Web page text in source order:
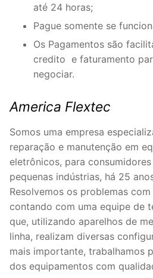
até 24 horas;
Pague somente se
Os Pagamentos são
credito e faturamento
negociar.
America Flextec
Somos uma empresa
reparação e manutenção em
eletrônicos, para
pequenas indústrias, há 25
Resolvemos os problemas
contando com uma equipe de
que, utilizando aparelhos de
linha, realizam diversas
mais importante, trabalhamos
dos equipamentos com